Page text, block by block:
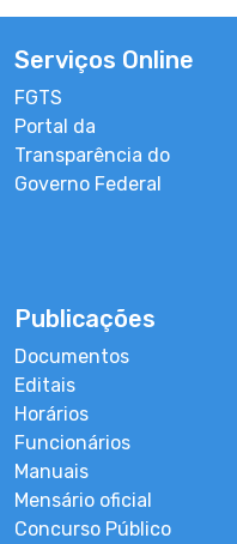
Serviços Online
FGTS
Portal da
Transparência do
Governo Federal
Publicações
Documentos
Editais
Horários
Funcionários
Manuais
Mensário oficial
Concurso Público